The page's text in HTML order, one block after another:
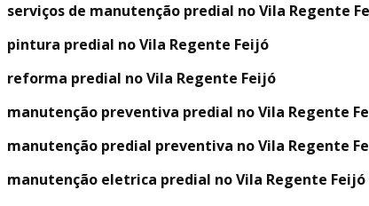
serviços de manutenção predial no Vila Regente
pintura predial no Vila Regente Feijó
reforma predial no Vila Regente Feijó
manutenção preventiva predial no Vila Regente
manutenção predial preventiva no Vila Regente
manutenção eletrica predial no Vila Regente Feijó